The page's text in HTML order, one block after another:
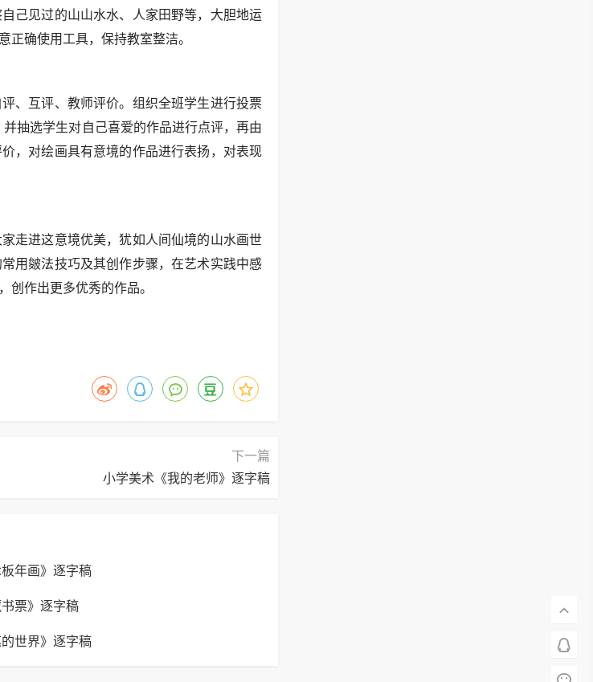
己见过的山山水水、人家田野等，大胆地运
正确使用工具，保持教室整洁。
、互评、教师评价。组织全班学生进行投票
并抽选学生对自己喜爱的作品进行点评，再由
，对绘画具有意境的作品进行表扬，对表现
走进这意境优美，犹如人间仙境的山水画世
用皴法技巧及其创作步骤，在艺术实践中感
创作出更多优秀的作品。
下一篇
小学美术《我的老师》逐字稿
年画》逐字稿
票》逐字稿
世界》逐字稿